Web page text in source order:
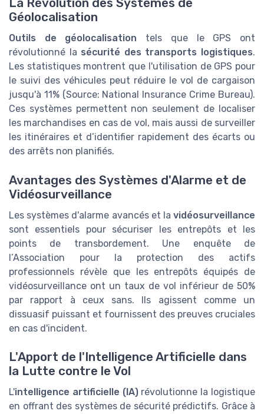
La Révolution des Systèmes de
Géolocalisation
Outils de géolocalisation tels que le GPS ont
révolutionné la sécurité des transports logistiques.
Les statistiques montrent que l'utilisation de GPS pour
le suivi des véhicules peut réduire le vol de cargaison
jusqu'à 11% (Source: National Insurance Crime Bureau).
Ces systèmes permettent non seulement de localiser
les marchandises en cas de vol, mais aussi de surveiller
les itinéraires et d’identifier rapidement des écarts ou
des arrêts non planifiés.
Avantages des Systèmes d'Alarme et de
Vidéosurveillance
Les systèmes d'alarme avancés et la vidéosurveillance
sont essentiels pour sécuriser les entrepôts et les
points de transbordement. Une enquête de
l’Association pour la protection des actifs
professionnels révèle que les entrepôts équipés de
vidéosurveillance ont un taux de vol inférieur de 50%
par rapport à ceux sans. Ils agissent comme un
dissuasif puissant et fournissent des preuves cruciales
en cas d'incident.
L'Apport de l'Intelligence Artificielle dans
la Lutte contre le Vol
L'intelligence artificielle (IA)révolutionne la logistique
en offrant des systèmes de sécurité prédictifs. Grâce à